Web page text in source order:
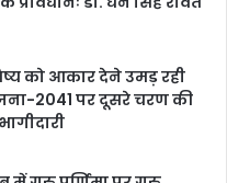
को आकार देने उमड़ रही
2041 पर दूसरे चरण की